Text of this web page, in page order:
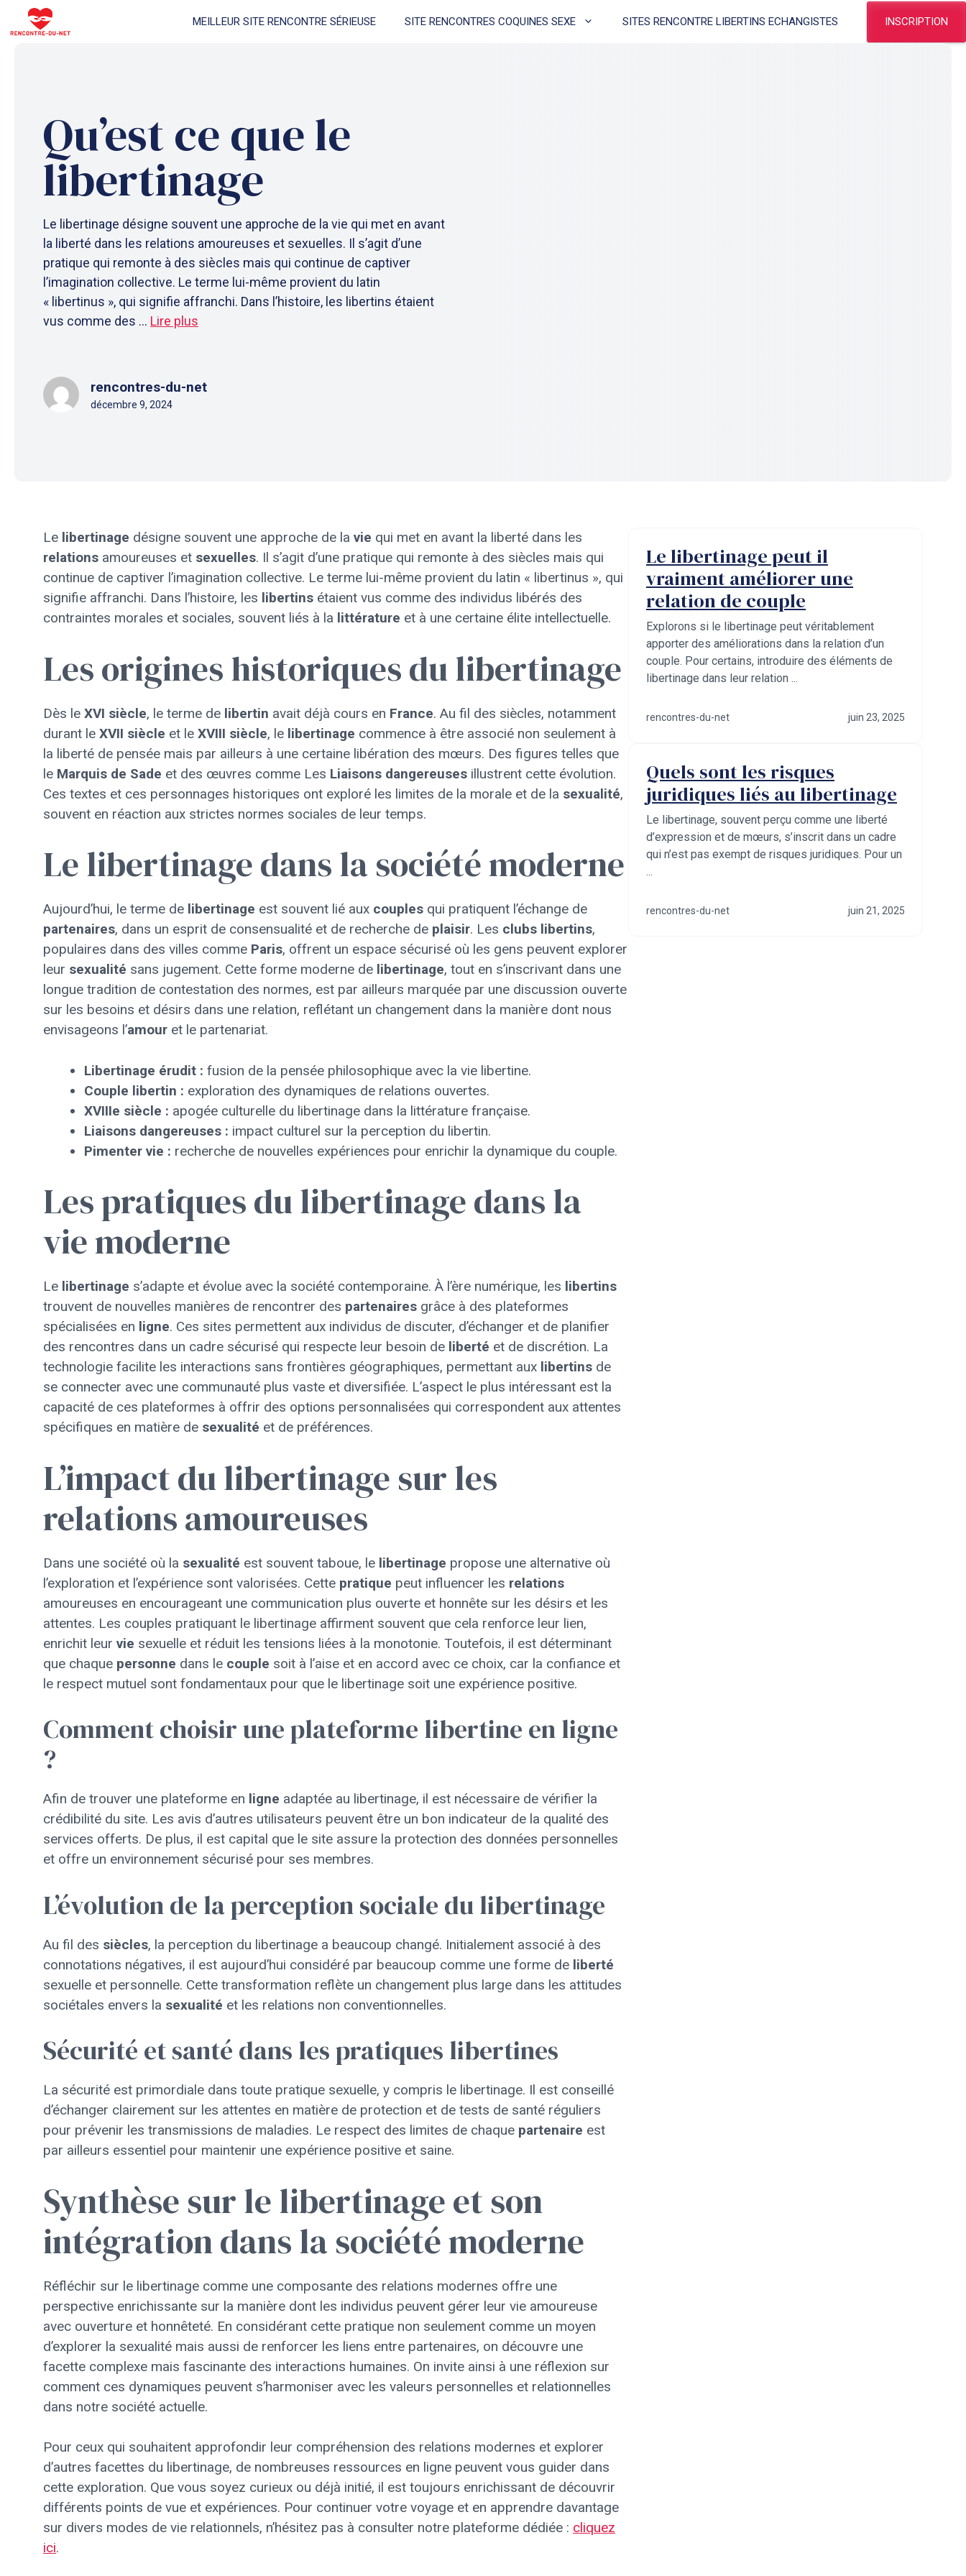
au
MEILLEUR SITE RENCONTRE SÉRIEUSE SITE RENCONTRES COQUINES SEXE SITES RENCONTRE LIBERTINS ECHANGISTES INSCRIPTION
Qu’est ce que le
libertinage
Le libertinage désigne souvent une approche de la vie qui met en avant
la liberté dans les relations amoureuses et sexuelles. Il s’agit d’une
pratique qui remonte à des siècles mais qui continue de captiver
l’imagination collective. Le terme lui-même provient du latin
« libertinus », qui signifie affranchi. Dans l’histoire, les libertins étaient
vus comme des ... Lire plus
rencontres-du-net
décembre 9, 2024
Le libertinage désigne souvent une approche de la vie qui met en avant la liberté dans les
relations amoureuses et sexuelles. Il s’agit d’une pratique qui remonte à des siècles mais qui
continue de captiver l’imagination collective. Le terme lui-même provient du latin « libertinus », qui
signifie affranchi. Dans l’histoire, les libertins étaient vus comme des individus libérés des
contraintes morales et sociales, souvent liés à la littérature et à une certaine élite intellectuelle.
Les origines historiques du libertinage
Dès le XVI siècle, le terme de libertin avait déjà cours en France. Au fil des siècles, notamment
durant le XVII siècle et le XVIII siècle, le libertinage commence à être associé non seulement à
la liberté de pensée mais par ailleurs à une certaine libération des mœurs. Des figures telles que
le Marquis de Sade et des œuvres comme Les Liaisons dangereuses illustrent cette évolution.
Ces textes et ces personnages historiques ont exploré les limites de la morale et de la sexualité,
souvent en réaction aux strictes normes sociales de leur temps.
Le libertinage dans la société moderne
Aujourd’hui, le terme de libertinage est souvent lié aux couples qui pratiquent l’échange de
partenaires, dans un esprit de consensualité et de recherche de plaisir. Les clubs libertins,
populaires dans des villes comme Paris, offrent un espace sécurisé où les gens peuvent explorer
leur sexualité sans jugement. Cette forme moderne de libertinage, tout en s’inscrivant dans une
longue tradition de contestation des normes, est par ailleurs marquée par une discussion ouverte
sur les besoins et désirs dans une relation, reflétant un changement dans la manière dont nous
envisageons l’amour et le partenariat.
Libertinage érudit : fusion de la pensée philosophique avec la vie libertine.
Couple libertin : exploration des dynamiques de relations ouvertes.
XVIIIe siècle : apogée culturelle du libertinage dans la littérature française.
Liaisons dangereuses : impact culturel sur la perception du libertin.
Pimenter vie : recherche de nouvelles expériences pour enrichir la dynamique du couple.
Les pratiques du libertinage dans la
vie moderne
Le libertinage s’adapte et évolue avec la société contemporaine. À l’ère numérique, les libertins
trouvent de nouvelles manières de rencontrer des partenaires grâce à des plateformes
spécialisées en ligne. Ces sites permettent aux individus de discuter, d’échanger et de planifier
des rencontres dans un cadre sécurisé qui respecte leur besoin de liberté et de discrétion. La
technologie facilite les interactions sans frontières géographiques, permettant aux libertins de
se connecter avec une communauté plus vaste et diversifiée. L’aspect le plus intéressant est la
capacité de ces plateformes à offrir des options personnalisées qui correspondent aux attentes
spécifiques en matière de sexualité et de préférences.
L’impact du libertinage sur les
relations amoureuses
Dans une société où la sexualité est souvent taboue, le libertinage propose une alternative où
l’exploration et l’expérience sont valorisées. Cette pratique peut influencer les relations
amoureuses en encourageant une communication plus ouverte et honnête sur les désirs et les
attentes. Les couples pratiquant le libertinage affirment souvent que cela renforce leur lien,
enrichit leur vie sexuelle et réduit les tensions liées à la monotonie. Toutefois, il est déterminant
que chaque personne dans le couple soit à l’aise et en accord avec ce choix, car la confiance et
le respect mutuel sont fondamentaux pour que le libertinage soit une expérience positive.
Comment choisir une plateforme libertine en ligne
?
Afin de trouver une plateforme en ligne adaptée au libertinage, il est nécessaire de vérifier la
crédibilité du site. Les avis d’autres utilisateurs peuvent être un bon indicateur de la qualité des
services offerts. De plus, il est capital que le site assure la protection des données personnelles
et offre un environnement sécurisé pour ses membres.
L’évolution de la perception sociale du libertinage
Au fil des siècles, la perception du libertinage a beaucoup changé. Initialement associé à des
connotations négatives, il est aujourd’hui considéré par beaucoup comme une forme de liberté
sexuelle et personnelle. Cette transformation reflète un changement plus large dans les attitudes
sociétales envers la sexualité et les relations non conventionnelles.
Sécurité et santé dans les pratiques libertines
La sécurité est primordiale dans toute pratique sexuelle, y compris le libertinage. Il est conseillé
d’échanger clairement sur les attentes en matière de protection et de tests de santé réguliers
pour prévenir les transmissions de maladies. Le respect des limites de chaque partenaire est
par ailleurs essentiel pour maintenir une expérience positive et saine.
Synthèse sur le libertinage et son
intégration dans la société moderne
Réfléchir sur le libertinage comme une composante des relations modernes offre une
perspective enrichissante sur la manière dont les individus peuvent gérer leur vie amoureuse
avec ouverture et honnêteté. En considérant cette pratique non seulement comme un moyen
d’explorer la sexualité mais aussi de renforcer les liens entre partenaires, on découvre une
facette complexe mais fascinante des interactions humaines. On invite ainsi à une réflexion sur
comment ces dynamiques peuvent s’harmoniser avec les valeurs personnelles et relationnelles
dans notre société actuelle.
Pour ceux qui souhaitent approfondir leur compréhension des relations modernes et explorer
d’autres facettes du libertinage, de nombreuses ressources en ligne peuvent vous guider dans
cette exploration. Que vous soyez curieux ou déjà initié, il est toujours enrichissant de découvrir
différents points de vue et expériences. Pour continuer votre voyage et en apprendre davantage
sur divers modes de vie relationnels, n’hésitez pas à consulter notre plateforme dédiée : cliquez
ici.
Le libertinage peut il
vraiment améliorer une
relation de couple
Explorons si le libertinage peut véritablement
apporter des améliorations dans la relation d’un
couple. Pour certains, introduire des éléments de
libertinage dans leur relation ...
rencontres-du-net juin 23, 2025
Quels sont les risques
juridiques liés au libertinage
Le libertinage, souvent perçu comme une liberté
d’expression et de mœurs, s’inscrit dans un cadre
qui n’est pas exempt de risques juridiques. Pour un
...
rencontres-du-net juin 21, 2025